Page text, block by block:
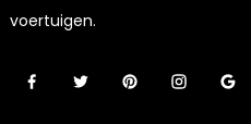
voertuigen.